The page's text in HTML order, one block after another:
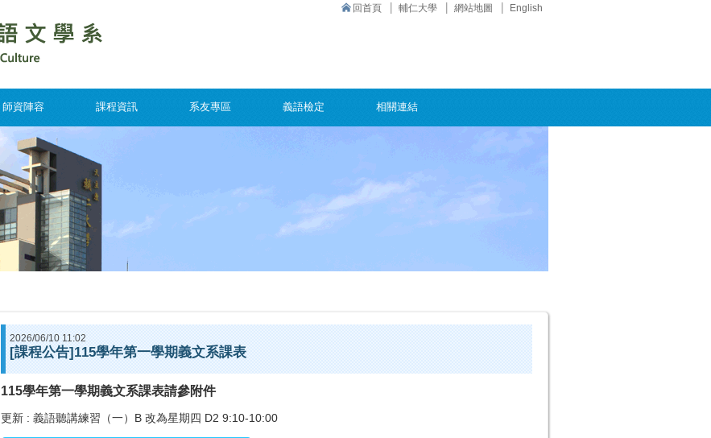
回首頁 輔仁大學 網站地圖 English
師資陣容 課程資訊 系友專區 義語檢定 相關連結
2026/06/10 11:02
[課程公告]115學年第一學期義文系課表
115學年第一學期義文系課表請參附件
更新 : 義語聽講練習（一）B 改為星期四 D2 9:10-10:00